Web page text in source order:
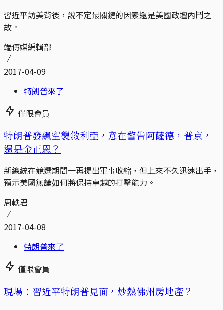
習近平訪美背後，說不定最關鍵的因素還是美國政壇內鬥之
故。
端傳媒編輯部
2017-04-09
特朗普來了
僅限會員
特朗普發飆空襲敘利亞，意在警告阿薩德，普京，
還是金正恩？
新總統在競選期間一再提出軍事收縮，但上來不久迅速出手，
預示美國無論如何將保持卓越的打擊能力。
周軼君
2017-04-08
特朗普來了
僅限會員
現場：習近平特朗普見面，炒熱佛州房地產？